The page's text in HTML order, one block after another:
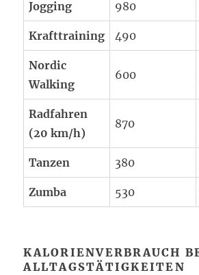
Jogging 980
Krafttraining 490
Nordic
Walking
600
Radfahren
(20 km/h)
870
Tanzen 380
Zumba 530
KALORIENVERBRAUCH
ALLTAGSTÄTIGKEITEN